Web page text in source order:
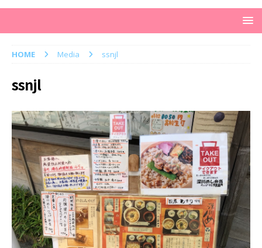
HOME Media ssnjl
ssnjl